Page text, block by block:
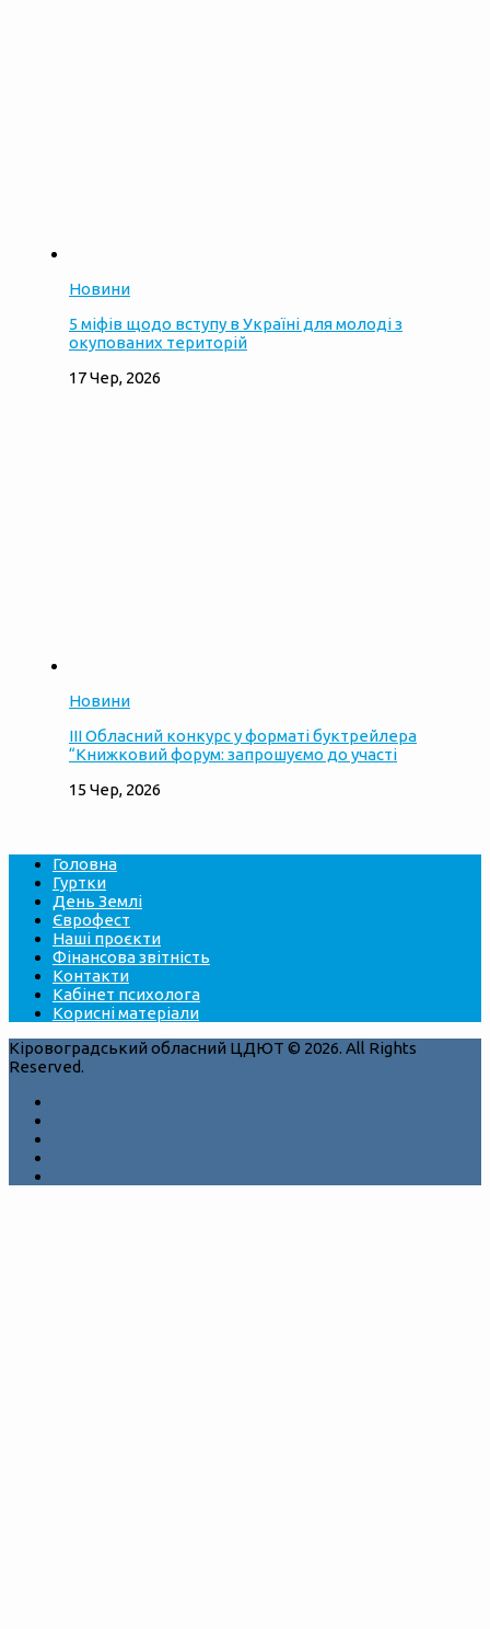
Новини
5 міфів щодо вступу в Україні для молоді з
окупованих територій
17 Чер, 2026
Новини
ІІІ Обласний конкурс у форматі буктрейлера
“Книжковий форум: запрошуємо до участі
15 Чер, 2026
Головна
Гуртки
День Землі
Єврофест
Наші проєкти
Фінансова звітність
Контакти
Кабінет психолога
Корисні матеріали
Кіровоградський обласний ЦДЮТ © 2026. All Rights
Reserved.